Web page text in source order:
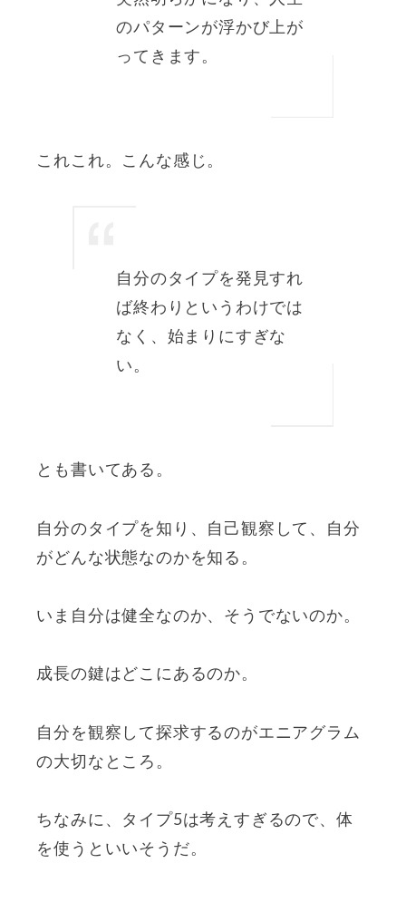
のパターンが浮かび上が
ってきます。
これこれ。こんな感じ。
自分のタイプを発見すれ
ば終わりというわけでは
なく、始まりにすぎな
い。
とも書いてある。
自分のタイプを知り、自己観察して、自分
がどんな状態なのかを知る。
いま自分は健全なのか、そうでないのか。
成長の鍵はどこにあるのか。
自分を観察して探求するのがエニアグラム
の大切なところ。
ちなみに、タイプ5は考えすぎるので、体
を使うといいそうだ。